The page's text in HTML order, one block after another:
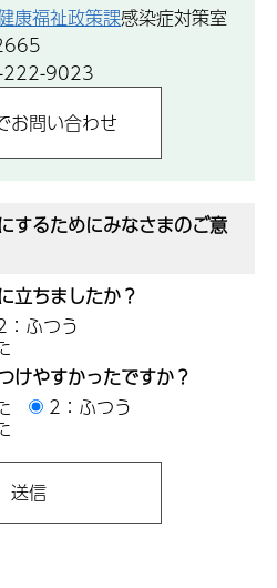
康福祉政策課感染症対策室
222-9023
するためにみなさまのご意
立ちましたか？
：ふつう
けやすかったですか？
2：ふつう